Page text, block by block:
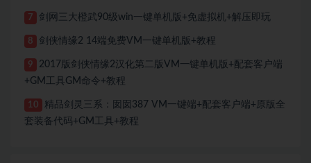
7 剑网三大橙武90级win一键单机版+免虚拟机+解压即玩
8 剑侠情缘2 14端免费VM一键单机版+教程
9
2017版剑侠情缘2汉化第二版VM一键单机版+配套客户端
+GM工具GM命令+教程
10
精品剑灵三系：囡囡387 VM一键端+配套客户端+原版全
套装备代码+GM工具+教程